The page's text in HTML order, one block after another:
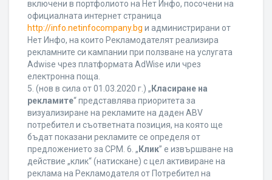
включени в портфолиото на Нет Инфо, посочени на
официалната интернет страница
http://info.netinfocompany.bg и администрирани от
Нет Инфо, на които Рекламодателят реализира
рекламните си кампании при ползване на услугата
Adwise чрез платформата AdWise или чрез
електронна поща.
5. (нов в сила от 01.03.2020 г.) „ Класиране на
рекламите“ представлява приоритета за
визуализиране на рекламите на даден ABV
потребител и съответната позиция, на която ще
бъдат показани рекламите се определя от
предложението за CPM. 6. „ Клик” е извършване на
действие „клик“ (натискане) с цел активиране на
реклама на Рекламодателя от Потребител на